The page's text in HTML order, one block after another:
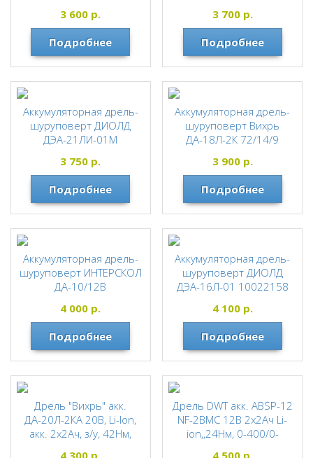
устройство, кейс
МТХ
3 600 р.
Подробнее
ДИОЛД
3 700р.
Подробнее
Аккумуляторная дрель-
шуруповерт ДИОЛД
ДЭА-21ЛИ-01М
ДИОЛД
3 750 р.
Подробнее
Аккумуляторная дрель-
шуруповерт Вихрь
ДА-18Л-2К 72/14/9
ВИХРЬ
3 900р.
Подробнее
Аккумуляторная дрель-
шуруповерт ИНТЕРСКОЛ
ДА-10/12В
ИНТЕРСКОЛ
4 000 р.
Подробнее
Аккумуляторная дрель-
шуруповерт ДИОЛД
ДЭА-16Л-01 10022158
ДИОЛД
4 100р.
Подробнее
Дрель "Вихрь" акк.
ДА-20Л-2КА 20В, Li-Ion,
акк. 2х2Ач, з/у, 42Нм,
4 300 р.
Дрель DWT акк. ABSP-12
NF-2BMC 12В 2х2Ач Li-
ion,,24Нм, 0-400/0-
4 500р.